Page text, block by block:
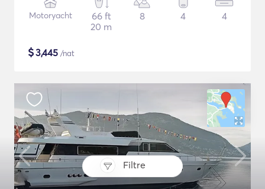
Filtre
Motoryacht
66 ft
20 m
8 4 4
$3,445 /nat